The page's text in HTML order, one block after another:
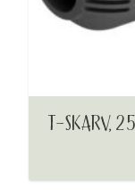
T-SKARV,